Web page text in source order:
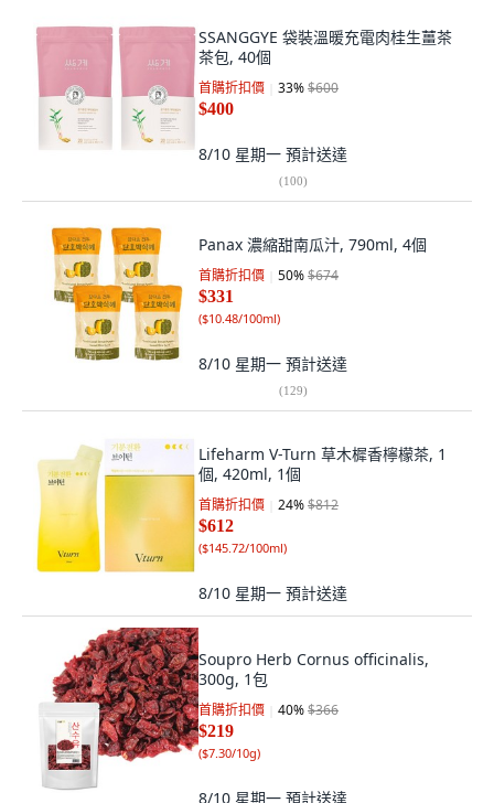
SSANGGYE 袋裝溫暖充電肉桂生薑茶
茶包, 40個
首購折扣價 33%$600
$400
8/10 星期一 預計送達
(100)
Panax 濃縮甜南瓜汁, 790ml, 4個
首購折扣價 50%$674
$331
($10.48/100ml)
8/10 星期一 預計送達
(129)
Lifeharm V-Turn 草木樨香檸檬茶, 1
個, 420ml, 1個
首購折扣價 24%$812
$612
($145.72/100ml)
8/10 星期一 預計送達
Soupro Herb Cornus officinalis,
300g, 1包
首購折扣價 40%$366
$219
($7.30/10g)
8/10 星期一 預計送達